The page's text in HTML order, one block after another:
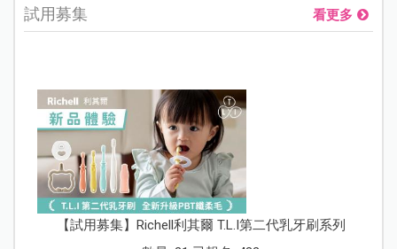
試用募集 看更多
【試用募集】Richell利其爾 T.L.I第二代乳牙刷系列